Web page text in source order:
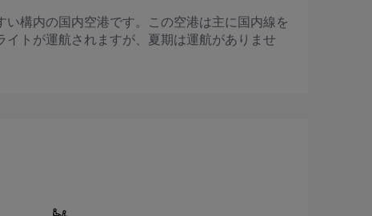
構内の国内空港です。この空港は主に国内線を
トが運航されますが、夏期は運航がありませ